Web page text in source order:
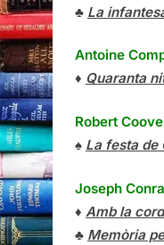
♣ La
Antoine
♦ Quaranta
Robert
♠ La festa de
Joseph
♦ Amb la
♣ Memòria